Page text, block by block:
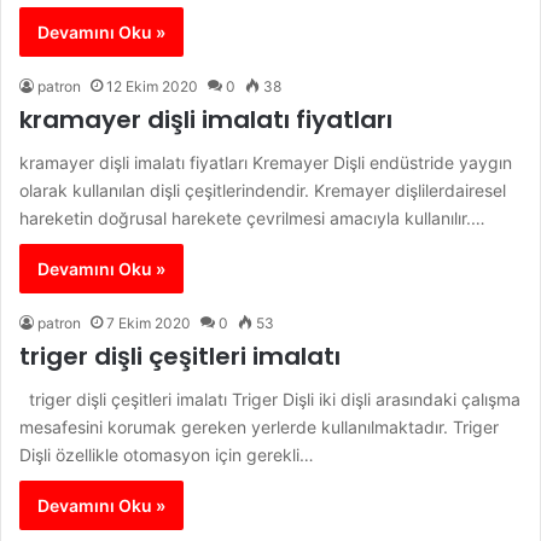
Devamını Oku »
patron 12 Ekim 2020 0 38
kramayer dişli imalatı fiyatları
kramayer dişli imalatı fiyatları Kremayer Dişli endüstride yaygın
olarak kullanılan dişli çeşitlerindendir. Kremayer dişlilerdairesel
hareketin doğrusal harekete çevrilmesi amacıyla kullanılır.…
Devamını Oku »
patron 7 Ekim 2020 0 53
triger dişli çeşitleri imalatı
triger dişli çeşitleri imalatı Triger Dişli iki dişli arasındaki çalışma
mesafesini korumak gereken yerlerde kullanılmaktadır. Triger
Dişli özellikle otomasyon için gerekli…
Devamını Oku »